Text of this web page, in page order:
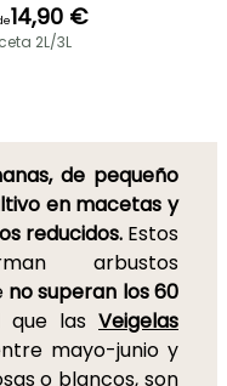
14,90 €
2L/3L
de pequeño
en macetas y
reducidos.Estos
arbustos
no superan los 60
que las Veigelas
mayo-junio y
o blancos, son